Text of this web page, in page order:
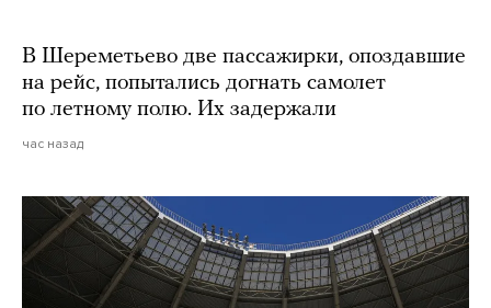
В Шереметьево две пассажирки, опоздавшие
на рейс, попытались догнать самолет
по летному полю. Их задержали
час назад